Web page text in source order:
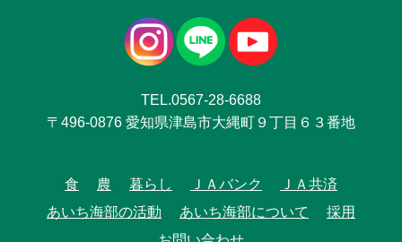
TEL.0567-28-6688
〒496-0876 愛知県津島市大縄町９丁目６３番地
食 農 暮らし ＪＡバンク
ＪＡ共済
あいち海部の活動
あいち海部について
採用